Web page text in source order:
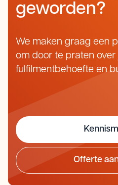
geworden?
We maken graag een
om door te praten over
fulfilmentbehoefte en
Kennismaken
Offerte